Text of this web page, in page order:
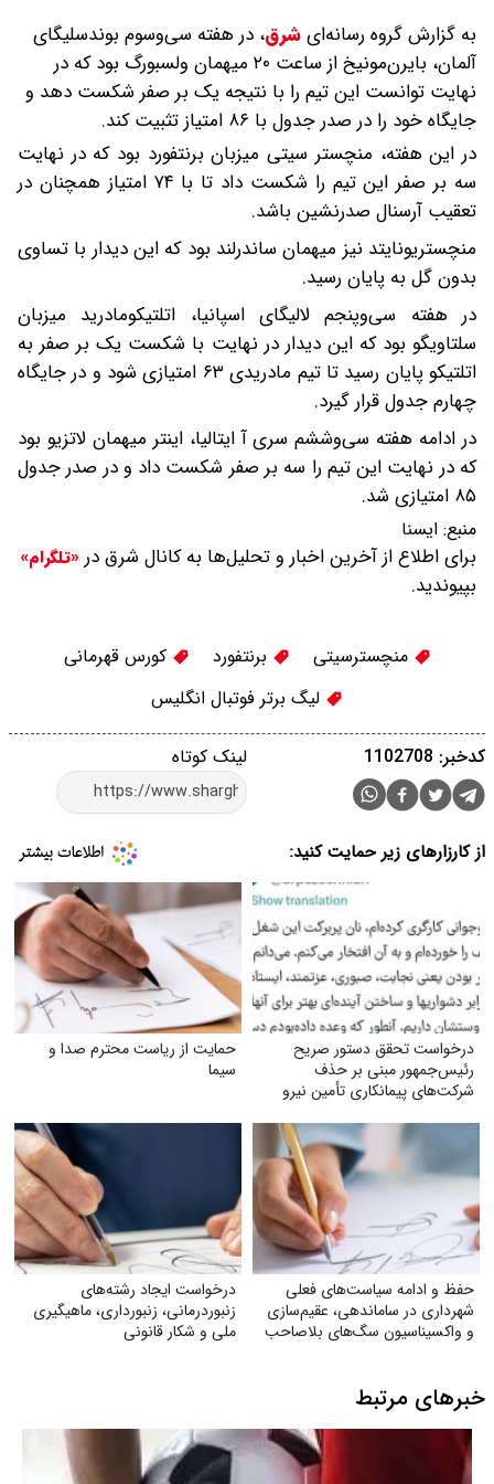
به گزارش گروه رسانه‌ایشرق، در هفته سی‌وسوم بوندسلیگای
آلمان، بایرن‌مونیخ از ساعت ۲۰ میهمان ولسبورگ‌ بود که در
نهایت توانست این تیم را با نتیجه یک بر صفر شکست دهد و
جایگاه خود را در صدر جدول با ۸۶ امتیاز تثبیت کند.
در این هفته، منچستر سیتی میزبان برنتفورد بود که در نهایت
سه بر صفر این تیم را شکست داد تا با ۷۴ امتیاز همچنان در
تعقیب آرسنال صدرنشین باشد.
منچستریونایتد نیز میهمان ساندرلند بود که این دیدار با تساوی
بدون گل به پایان رسید.
در هفته سی‌وپنجم لالیگای اسپانیا، اتلتیکومادرید میزبان
سلتاویگو بود که این دیدار در نهایت با شکست یک بر صفر به
اتلتیکو پایان رسید تا تیم مادریدی ۶۳ امتیازی شود و در جایگاه
چهارم جدول قرار گیرد.
در ادامه هفته سی‌وششم سری آ ایتالیا، اینتر میهمان لاتزیو بود
که در نهایت این تیم را سه بر صفر شکست داد و در صدر جدول
۸۵ امتیازی شد.
منبع: ايسنا
برای اطلاع از آخرین اخبار و تحلیل‌ها به کانال شرق در «تلگرام»
بپیوندید.
منچسترسیتی برنتفورد
کورس قهرمانی
لیگ برتر فوتبال انگلیس
لینک کوتاه کدخبر: 1102708
از کارزارهای زیر حمایت کنید:
درخواست تحقق دستور صریح
رئیس‌جمهور مبنی بر حذف
شرکت‌های پیمانکاری تأمین نیرو
حمایت از ریاست محترم صدا و
سیما
حفظ و ادامه سیاست‌های فعلی
شهرداری در ساماندهی، عقیم‌سازی
و واکسیناسیون سگ‌های بلاصاحب
درخواست ایجاد رشته‌های
زنبوردرمانی، زنبورداری، ماهیگیری
ملی و شکار قانونی
خبرهای مرتبط